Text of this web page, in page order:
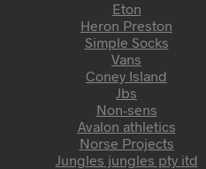
Eton
Heron Preston
Simple Socks
Vans
Coney Island
Jbs
Non-sens
Avalon athletics
Norse Projects
Jungles jungles pty itd